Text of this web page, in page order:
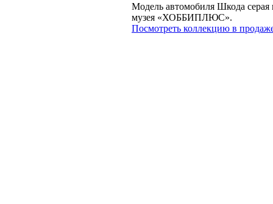
Модель автомобиля Шкода серая
музея «ХОББИПЛЮС».
Посмотреть коллекцию в